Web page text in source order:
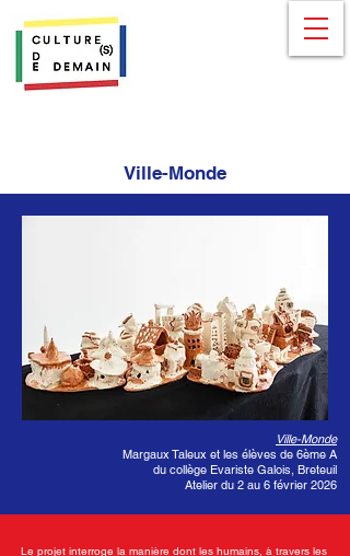
Ville-Monde
Ville-Monde
Margaux Taleux et les élèves de 6ème A
du collège Evariste Galois, Breteuil
Atelier du 2 au 6 février 2026
Le projet interroge la manière dont les humains, à travers les